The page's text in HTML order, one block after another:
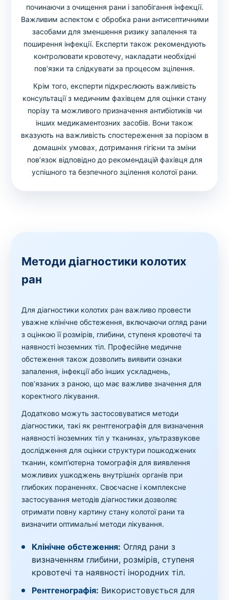
починаючи з очищення рани і запобігання інфекції.
Важливим аспектом є обробка рани антисептичними
засобами для зменшення ризику запалення та
поширення інфекції. Експерти також рекомендують
контролювати кровотечу, накладати необхідні
пов’язки та слідкувати за процесом зцілення.
Крім того, експерти підкреслюють важливість
консультації з медичним фахівцем для оцінки стану
порізу та можливого призначення антибіотиків чи
інших медикаментозних засобів. Вони також
вказують на важливість спостереження за порізом в
домашніх умовах, дотримання гігієни та зміни
пов’язок відповідно до рекомендацій фахівця для
успішного та безпечного зцілення колотої рани.
Методи діагностики колотих
ран
Для діагностики колотих ран важливо провести
уважне клінічне обстеження, включаючи огляд рани
з оцінкою її розмірів, глибини, ступеня кровотечі та
наявності іноземних тіл. Професійне медичне
обстеження також дозволить виявити ознаки
запалення, інфекції або інших ускладнень,
пов’язаних з раною, що має важливе значення для
коректного лікування.
Додатково можуть застосовуватися методи
діагностики, такі як рентгенографія для визначення
наявності іноземних тіл у тканинах, ультразвукове
дослідження для оцінки структури пошкоджених
тканин, комп’ютерна томографія для виявлення
можливих ушкоджень внутрішніх органів при
глибоких пораненнях. Своєчасне і комплексне
застосування методів діагностики дозволяє
отримати повну картину стану колотої рани та
визначити оптимальні методи лікування.
Клінічне обстеження: Огляд рани з
визначенням глибини, розмірів, ступеня
кровотечі та наявності інородних тіл.
Рентгенографія: Використовується для